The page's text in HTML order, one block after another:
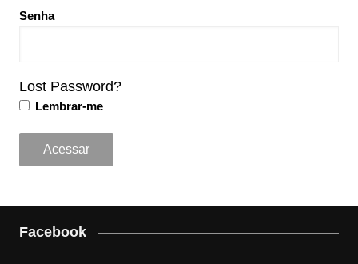
Senha
Lost Password?
Lembrar-me
Facebook